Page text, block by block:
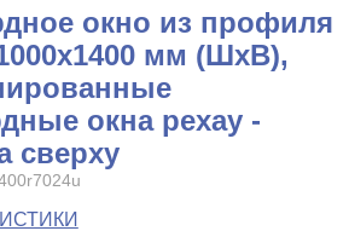
окно из профиля
мм (ШхВ),
окна рехау -
сверху